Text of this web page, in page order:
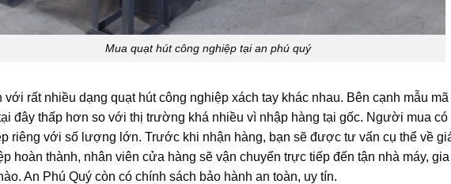
Mua quạt hút công nghiệp tại an phú quý
rất nhiều dạng quạt hút công nghiệp xách tay khác nhau. Bên cạnh mẫu
đây thấp hơn so với thị trường khá nhiều vì nhập hàng tại gốc. Người mua có
riêng với số lượng lớn. Trước khi nhận hàng, bạn sẽ được tư vấn cụ thể về
hoàn thành, nhân viên cửa hàng sẽ vận chuyển trực tiếp đến tận nhà máy,
An Phú Quý còn có chính sách bảo hành an toàn, uy tín.